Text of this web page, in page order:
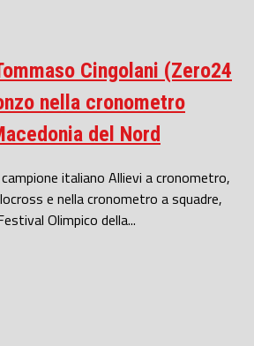
Cingolani (Zero24
nella cronometro
del Nord
italiano Allievi a cronometro,
e nella cronometro a squadre,
Olimpico della...